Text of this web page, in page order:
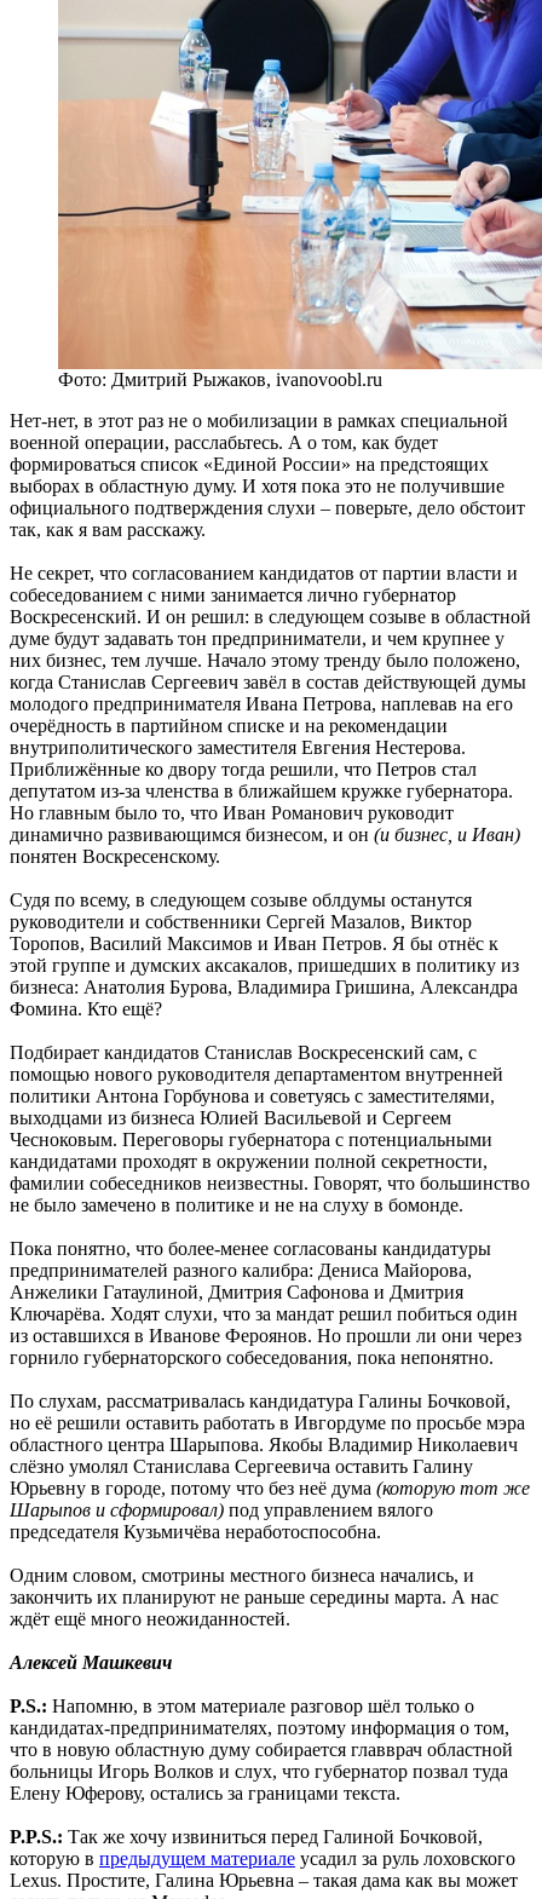
Фото: Дмитрий Рыжаков, ivanovoobl.ru
Нет-нет, в этот раз не о мобилизации в рамках специальной
военной операции, расслабьтесь. А о том, как будет
формироваться список «Единой России» на предстоящих
выборах в областную думу. И хотя пока это не получившие
официального подтверждения слухи – поверьте, дело обстоит
так, как я вам расскажу.
Не секрет, что согласованием кандидатов от партии власти и
собеседованием с ними занимается лично губернатор
Воскресенский. И он решил: в следующем созыве в областной
думе будут задавать тон предприниматели, и чем крупнее у
них бизнес, тем лучше. Начало этому тренду было положено,
когда Станислав Сергеевич завёл в состав действующей думы
молодого предпринимателя Ивана Петрова, наплевав на его
очерёдность в партийном списке и на рекомендации
внутриполитического заместителя Евгения Нестерова.
Приближённые ко двору тогда решили, что Петров стал
депутатом из-за членства в ближайшем кружке губернатора.
Но главным было то, что Иван Романович руководит
динамично развивающимся бизнесом, и он (и бизнес, и Иван)
понятен Воскресенскому.
Судя по всему, в следующем созыве облдумы останутся
руководители и собственники Сергей Мазалов, Виктор
Торопов, Василий Максимов и Иван Петров. Я бы отнёс к
этой группе и думских аксакалов, пришедших в политику из
бизнеса: Анатолия Бурова, Владимира Гришина, Александра
Фомина. Кто ещё?
Подбирает кандидатов Станислав Воскресенский сам, с
помощью нового руководителя департаментом внутренней
политики Антона Горбунова и советуясь с заместителями,
выходцами из бизнеса Юлией Васильевой и Сергеем
Чесноковым. Переговоры губернатора с потенциальными
кандидатами проходят в окружении полной секретности,
фамилии собеседников неизвестны. Говорят, что большинство
не было замечено в политике и не на слуху в бомонде.
Пока понятно, что более-менее согласованы кандидатуры
предпринимателей разного калибра: Дениса Майорова,
Анжелики Гатаулиной, Дмитрия Сафонова и Дмитрия
Ключарёва. Ходят слухи, что за мандат решил побиться один
из оставшихся в Иванове Фероянов. Но прошли ли они через
горнило губернаторского собеседования, пока непонятно.
По слухам, рассматривалась кандидатура Галины Бочковой,
но её решили оставить работать в Ивгордуме по просьбе мэра
областного центра Шарыпова. Якобы Владимир Николаевич
слёзно умолял Станислава Сергеевича оставить Галину
Юрьевну в городе, потому что без неё дума (которую тот же
Шарыпов и сформировал) под управлением вялого
председателя Кузьмичёва неработоспособна.
Одним словом, смотрины местного бизнеса начались, и
закончить их планируют не раньше середины марта. А нас
ждёт ещё много неожиданностей.
Алексей Машкевич
P.S.: Напомню, в этом материале разговор шёл только о
кандидатах-предпринимателях, поэтому информация о том,
что в новую областную думу собирается главврач областной
больницы Игорь Волков и слух, что губернатор позвал туда
Елену Юферову, остались за границами текста.
P.P.S.: Так же хочу извиниться перед Галиной Бочковой,
которую в предыдущем материале усадил за руль лоховского
Lexus. Простите, Галина Юрьевна – такая дама как вы может